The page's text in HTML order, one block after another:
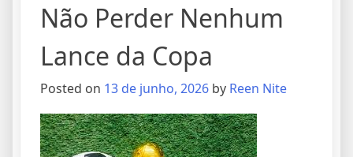
Não Perder Nenhum
Lance da Copa
Posted on 13 de junho, 2026 by Reen Nite